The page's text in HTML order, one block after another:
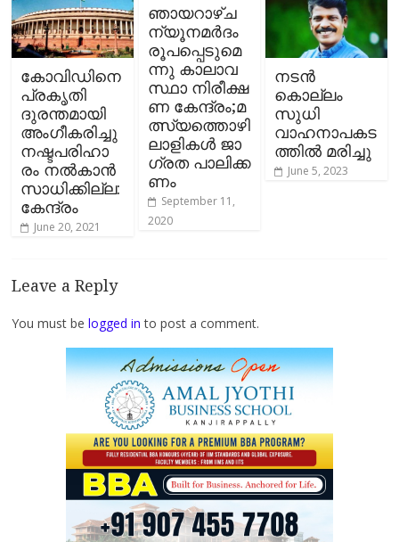
കോവിഡിനെ
പ്രകൃതി
ദുരന്തമായി
അംഗീകരിച്ചു
നഷ്ടപരിഹാ
രം നൽകാൻ
സാധിക്കില്ല:
കേന്ദ്രം
June 20, 2021
ഞാ​​യ​​റാ​​ഴ്ച
ന്യൂ​​ന​​മ​​ർ​​ദം
രൂ​​പ​​പ്പെ​​ടു​​മെ​​
ന്നു കാ​​ലാ​​വ​​
സ്ഥാ നി​​രീ​​ക്ഷ​​
ണ കേ​​ന്ദ്രം;മ​​
ത്സ്യ​​ത്തൊ​​ഴി​​
ലാ​​ളി​​ക​​ൾ ജാ​​
ഗ്ര​​ത പാ​​ലി​​ക്ക​​
ണം
September 11,
2020
നടന്‍
കൊല്ലം
സുധി
വാഹനാപകട
ത്തില്‍ മരിച്ചു
June 5, 2023
Leave a Reply
You must belogged in to post a comment.